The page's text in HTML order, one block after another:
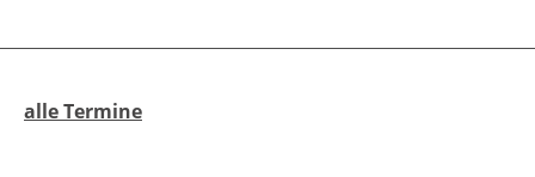
alle Termine